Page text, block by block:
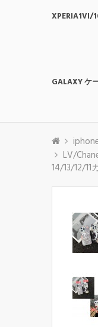
XPERIA1VI/
GALAXY ケ
LV/
14/13/12/